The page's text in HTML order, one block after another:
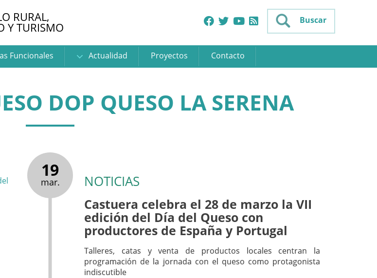
RURAL,
Y TURISMO Buscar
Funcionales Actualidad Proyectos Contacto
DOP QUESO LA SERENA
19
mar. NOTICIAS
Castuera celebra el 28 de marzo la VII
edición del Día del Queso con
productores de España y Portugal
Talleres, catas y venta de productos locales centran la
programación de la jornada con el queso como protagonista
indiscutible